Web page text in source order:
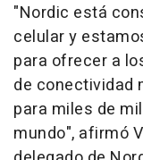
"Nordic está
celular y
para ofrecer a
de conectividad
para miles de
mundo", afirmó